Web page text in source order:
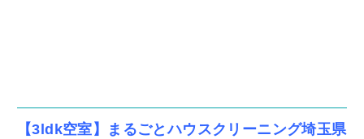
【3ldk空室】まるごとハウスクリーニング埼玉県